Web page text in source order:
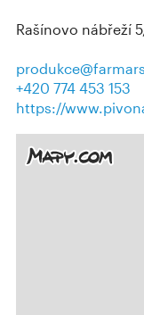
Rašínovo nábřeží
+420 774 453 153
https://